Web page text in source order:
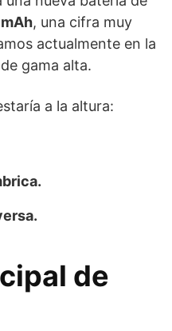
, una cifra muy
actualmente en la
gama alta.
a la altura:
de